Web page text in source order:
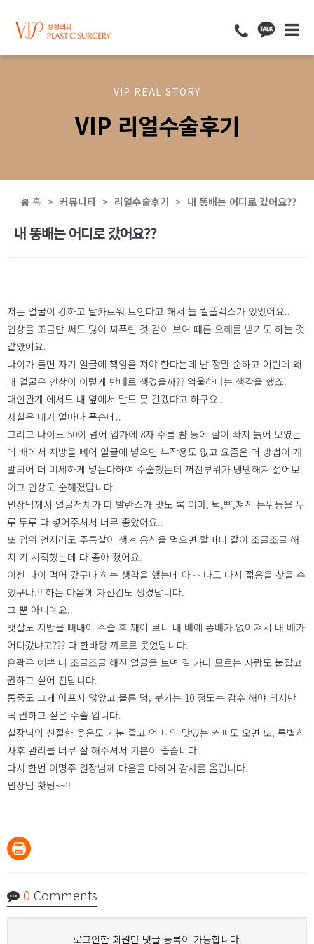
VIP REAL STORY
VIP 리얼수술후기
홈 커뮤니티 리얼수술후기 내 똥배는 어디로 갔어요??
내 똥배는 어디로 갔어요??
저는 얼굴이 강하고 날카로워 보인다고 해서 늘 컬플렉스가 있었어요..
인상을 조금만 써도 많이 찌푸린 것 같이 보여 때론 오해를 받기도 하는 것
같았어요.
나이가 들면 자기 얼굴에 책임을 져야 한다는데 난 정말 순하고 여린데 왜
내 얼굴은 인상이 이렇게 반대로 생겼을까?? 억울하다는 생각을 했죠.
대인관계 에서도 내 옆에서 말도 못 걸겠다고 하구요..
사실은 내가 얼마나 푼순데..
그리고 나이도 50이 넘어 입가에 8자 주름 뺨 등에 살이 빠져 늙어 보였는
데 배에서 지방을 빼어 얼굴에 넣으면 부작용도 없고 요즘은 더 방법이 개
발되어 더 미세하게 넣는다하여 수술했는데 꺼진부위가 탱탱해져 젊어보
이고 인상도 순해졌답니다.
원장님께서 얼굴전체가 다 발란스가 맞도 록 이마, 턱,뺨,쳐진 눈위등을 두
루 두루 다 넣어주셔서 너무 좋았어요..
또 입위 언저리도 주름살이 생겨 음식을 먹으면 할머니 같이 조글조글 해
지 기 시작했는데 다 좋아 졌어요.
이젠 나이 먹어 갔구나 하는 생각을 했는데 아~~ 나도 다시 젊음을 찾을 수
있구나.!! 하는 마음에 자신감도 생겼답니다.
그 뿐 아니예요..
뱃살도 지방을 빼내어 수술 후 깨어 보니 내 배에 똥배가 없어져서 내 배가
어디갔냐고??? 다 한바탕 까르르 웃었답니다.
윤곽은 예쁜 데 조글조글 해진 얼굴을 보면 길 가다 모르는 사람도 붙잡고
권하고 싶어 진답니다.
통증도 크게 아프지 않았고 물론 멍, 붓기는 10 정도는 감수 해야 되지만
꼭 권하고 싶은 수술 입니다.
실장님의 친절한 웃음도 기분 좋고 언 니의 맛있는 커피도 오면 또, 특별히
사후 관리를 너무 잘 해주셔서 기분이 좋습니다.
다시 한번 이명주 원장님께 마음을 다하여 감사를 올립니다.
원장님 홧팅~~!!
0 Comments
로그인한 회원만 댓글 등록이 가능합니다.